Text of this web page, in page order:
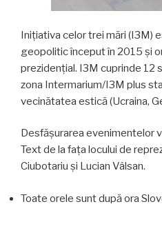
Inițiativa celor trei mări (I3M)
geopolitic început în 2015 și
prezidențial. I3M cuprinde 12
zona Intermarium/I3M plus
vecinătatea estică (Ucraina,
Desfășurarea evenimentelor
Text de la fața locului de
Ciubotariu și Lucian Vâlsan.
Toate orele sunt după ora